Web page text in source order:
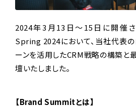
2024年3月13日～15日に開催
Spring 2024において、当社代表
ーンを活用したCRM戦略の構築と
壇いたしました。
【Brand Summitとは】